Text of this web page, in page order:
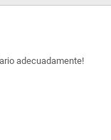
adecuadamente!